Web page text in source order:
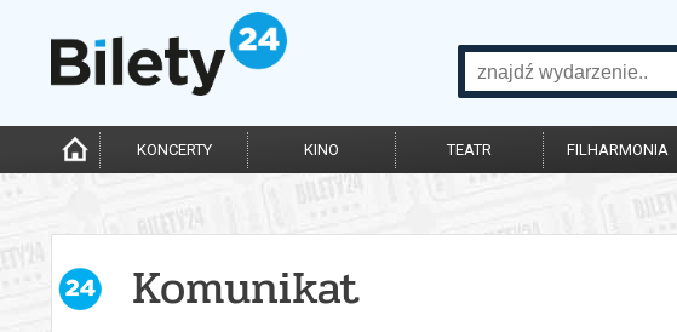
KONCERTY KINO TEATR FILHARMONIA
Komunikat